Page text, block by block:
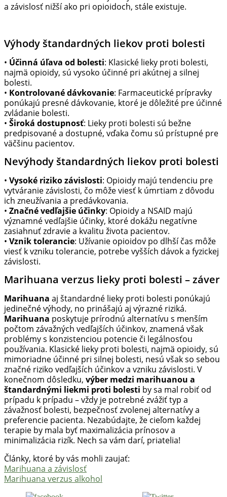
a závislosť nižší ako pri opioidoch, stále existuje.
Výhody štandardných liekov proti bolesti
• Účinná úľava od bolesti: Klasické lieky proti bolesti,
najmä opioidy, sú vysoko účinné pri akútnej a silnej
bolesti.
• Kontrolované dávkovanie: Farmaceutické prípravky
ponúkajú presné dávkovanie, ktoré je dôležité pre účinné
zvládanie bolesti.
• Široká dostupnosť: Lieky proti bolesti sú bežne
predpisované a dostupné, vďaka čomu sú prístupné pre
väčšinu pacientov.
Nevýhody štandardných liekov proti bolesti
• Vysoké riziko závislosti: Opioidy majú tendenciu pre
vytváranie závislosti, čo môže viesť k úmrtiam z dôvodu
ich zneužívania a predávkovania.
• Značné vedľajšie účinky: Opioidy a NSAID majú
významné vedľajšie účinky, ktoré dokážu negatívne
zasiahnuť zdravie a kvalitu života pacientov.
• Vznik tolerancie: Užívanie opioidov po dlhší čas môže
viesť k vzniku tolerancie, potrebe vyšších dávok a fyzickej
závislosti.
Marihuana verzus lieky proti bolesti – záver
Marihuana aj štandardné lieky proti bolesti ponúkajú
jedinečné výhody, no prinášajú aj výrazné riziká.
Marihuana poskytuje prírodnú alternatívu s menším
počtom závažných vedľajších účinkov, znamená však
problémy s konzistenciou potencie či legálnosťou
používania. Klasické lieky proti bolesti, najmä opioidy, sú
mimoriadne účinné pri silnej bolesti, nesú však so sebou
značné riziko vedľajších účinkov a vzniku závislosti. V
konečnom dôsledku, výber medzi marihuanou a
štandardnými liekmi proti bolesti by sa mal robiť od
prípadu k prípadu – vždy je potrebné zvážiť typ a
závažnosť bolesti, bezpečnosť zvolenej alternatívy a
preferencie pacienta. Nezabúdajte, že cieľom každej
terapie by mala byť maximalizácia prínosov a
minimalizácia rizík. Nech sa vám darí, priatelia!
Články, ktoré by vás mohli zaujať:
Marihuana a závislosť
Marihuana verzus alkohol